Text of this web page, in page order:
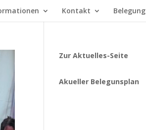
Kontakt Belegung
Zur Aktuelles-Seite
Akueller Belegunsplan